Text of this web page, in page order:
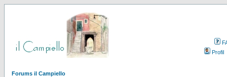
Profil
Forums il Campiello